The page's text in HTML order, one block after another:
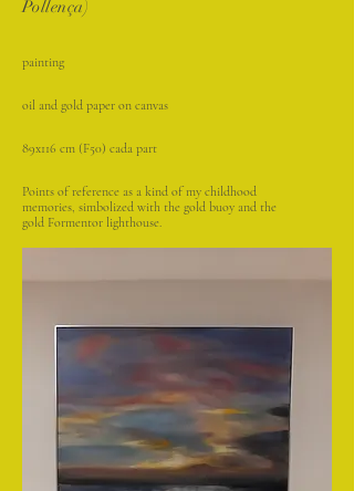
Pollença)
painting
oil and gold paper on canvas
89x116 cm (F50) cada part
Points of reference as a kind of my childhood
memories, simbolized with the gold buoy and the
gold Formentor lighthouse.